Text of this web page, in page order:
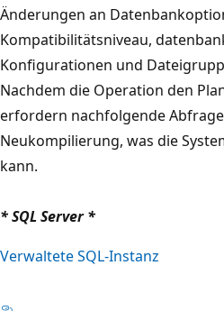
Änderungen an
Kompatibilitätsniveau,
Konfigurationen und
Nachdem die Operation den
erfordern nachfolgende
Neukompilierung, was die
kann.
* SQL Server *
Verwaltete SQL-Instanz